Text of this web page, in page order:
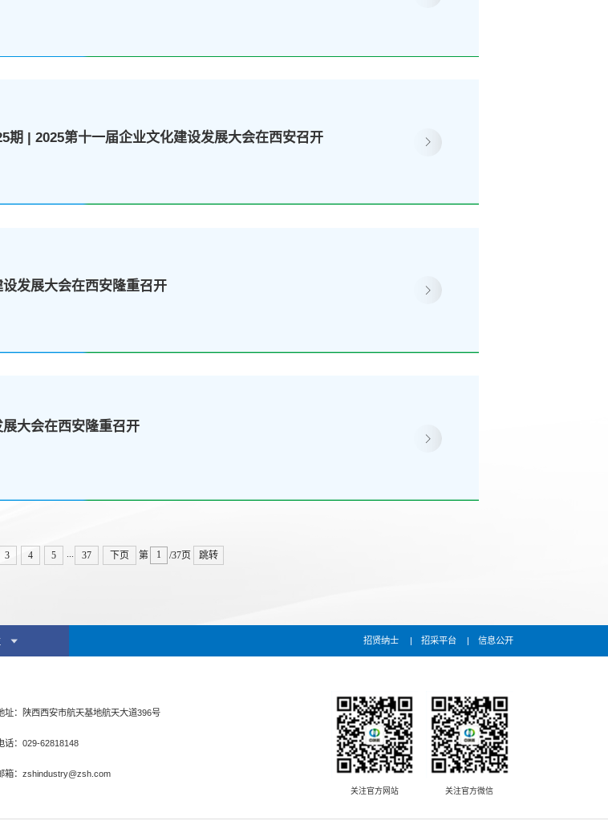
期 | 2025第十一届企业文化建设发展大会在西安召开
设发展大会在西安隆重召开
展大会在西安隆重召开
3 4 5 ... 37 下页 第 /37页 跳转
招贤纳士 招采平台 信息公开
址：陕西西安市航天基地航天大道396号
话：029-62818148
箱：zshindustry@zsh.com
关注官方网站 关注官方微信